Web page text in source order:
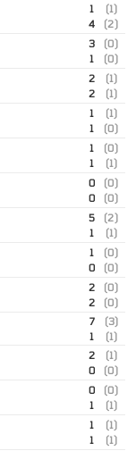
1
(1)
4
(2)
3
(0)
1
(0)
2
(1)
2
(1)
1
(1)
1
(0)
1
(0)
1
(1)
0
(0)
0
(0)
5
(2)
1
(1)
1
(0)
0
(0)
2
(0)
2
(0)
7
(3)
1
(1)
2
(1)
0
(0)
0
(0)
1
(1)
1
(1)
1
(1)